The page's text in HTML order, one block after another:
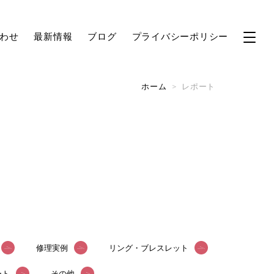
せ 最新情報 ブログ プライバシーポリシー
ホーム > レポート
修理実例 リング・ブレスレット